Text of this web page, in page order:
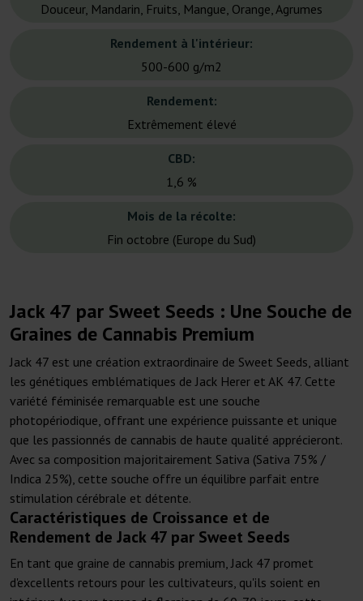
Douceur, Mandarin, Fruits, Mangue, Orange, Agrumes
Rendement à l'intérieur:
500-600 g/m2
Rendement:
Extrêmement élevé
CBD:
1,6 %
Mois de la récolte:
Fin octobre (Europe du Sud)
Jack 47 par Sweet Seeds : Une Souche de
Graines de Cannabis Premium
Jack 47 est une création extraordinaire de Sweet Seeds, alliant
les génétiques emblématiques de Jack Herer et AK 47. Cette
variété féminisée remarquable est une souche
photopériodique, offrant une expérience puissante et unique
que les passionnés de cannabis de haute qualité apprécieront.
Avec sa composition majoritairement Sativa (Sativa 75% /
Indica 25%), cette souche offre un équilibre parfait entre
stimulation cérébrale et détente.
Caractéristiques de Croissance et de
Rendement de Jack 47 par Sweet Seeds
En tant que graine de cannabis premium, Jack 47 promet
d'excellents retours pour les cultivateurs, qu'ils soient en